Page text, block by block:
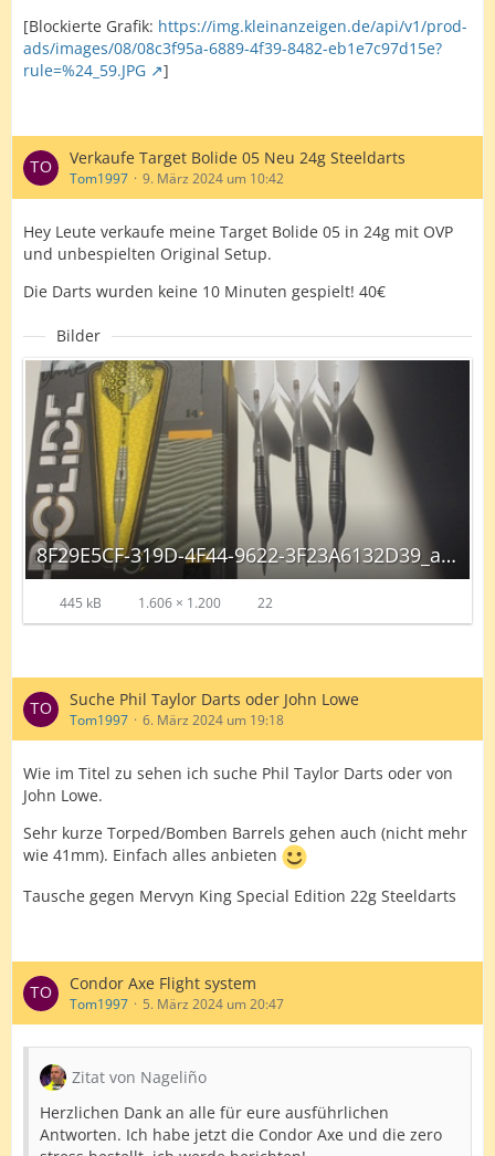
[Blockierte Grafik: https://img.kleinanzeigen.de/api/v1/prod-
ads/images/08/08c3f95a-6889-4f39-8482-eb1e7c97d15e?
rule=%24_59.JPG
]
Verkaufe Target Bolide 05 Neu 24g Steeldarts
Tom1997 9. März 2024 um 10:42
Hey Leute verkaufe meine Target Bolide 05 in 24g mit OVP
und unbespielten Original Setup.
Die Darts wurden keine 10 Minuten gespielt! 40€
Bilder
8F29E5CF-319D-4F44-9622-3F23A6132D39_autoscaled.jpg
445 kB 1.606 × 1.200 22
Suche Phil Taylor Darts oder John Lowe
Tom1997 6. März 2024 um 19:18
Wie im Titel zu sehen ich suche Phil Taylor Darts oder von
John Lowe.
Sehr kurze Torped/Bomben Barrels gehen auch (nicht mehr
wie 41mm). Einfach alles anbieten
Tausche gegen Mervyn King Special Edition 22g Steeldarts
Condor Axe Flight system
Tom1997 5. März 2024 um 20:47
Zitat von Nageliño
Herzlichen Dank an alle für eure ausführlichen
Antworten. Ich habe jetzt die Condor Axe und die zero